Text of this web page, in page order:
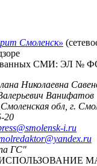
Смоленск»
СМИ: ЭЛ №
Николаевна
Ванифатов
обл, г.
20
i.ru
ГС"